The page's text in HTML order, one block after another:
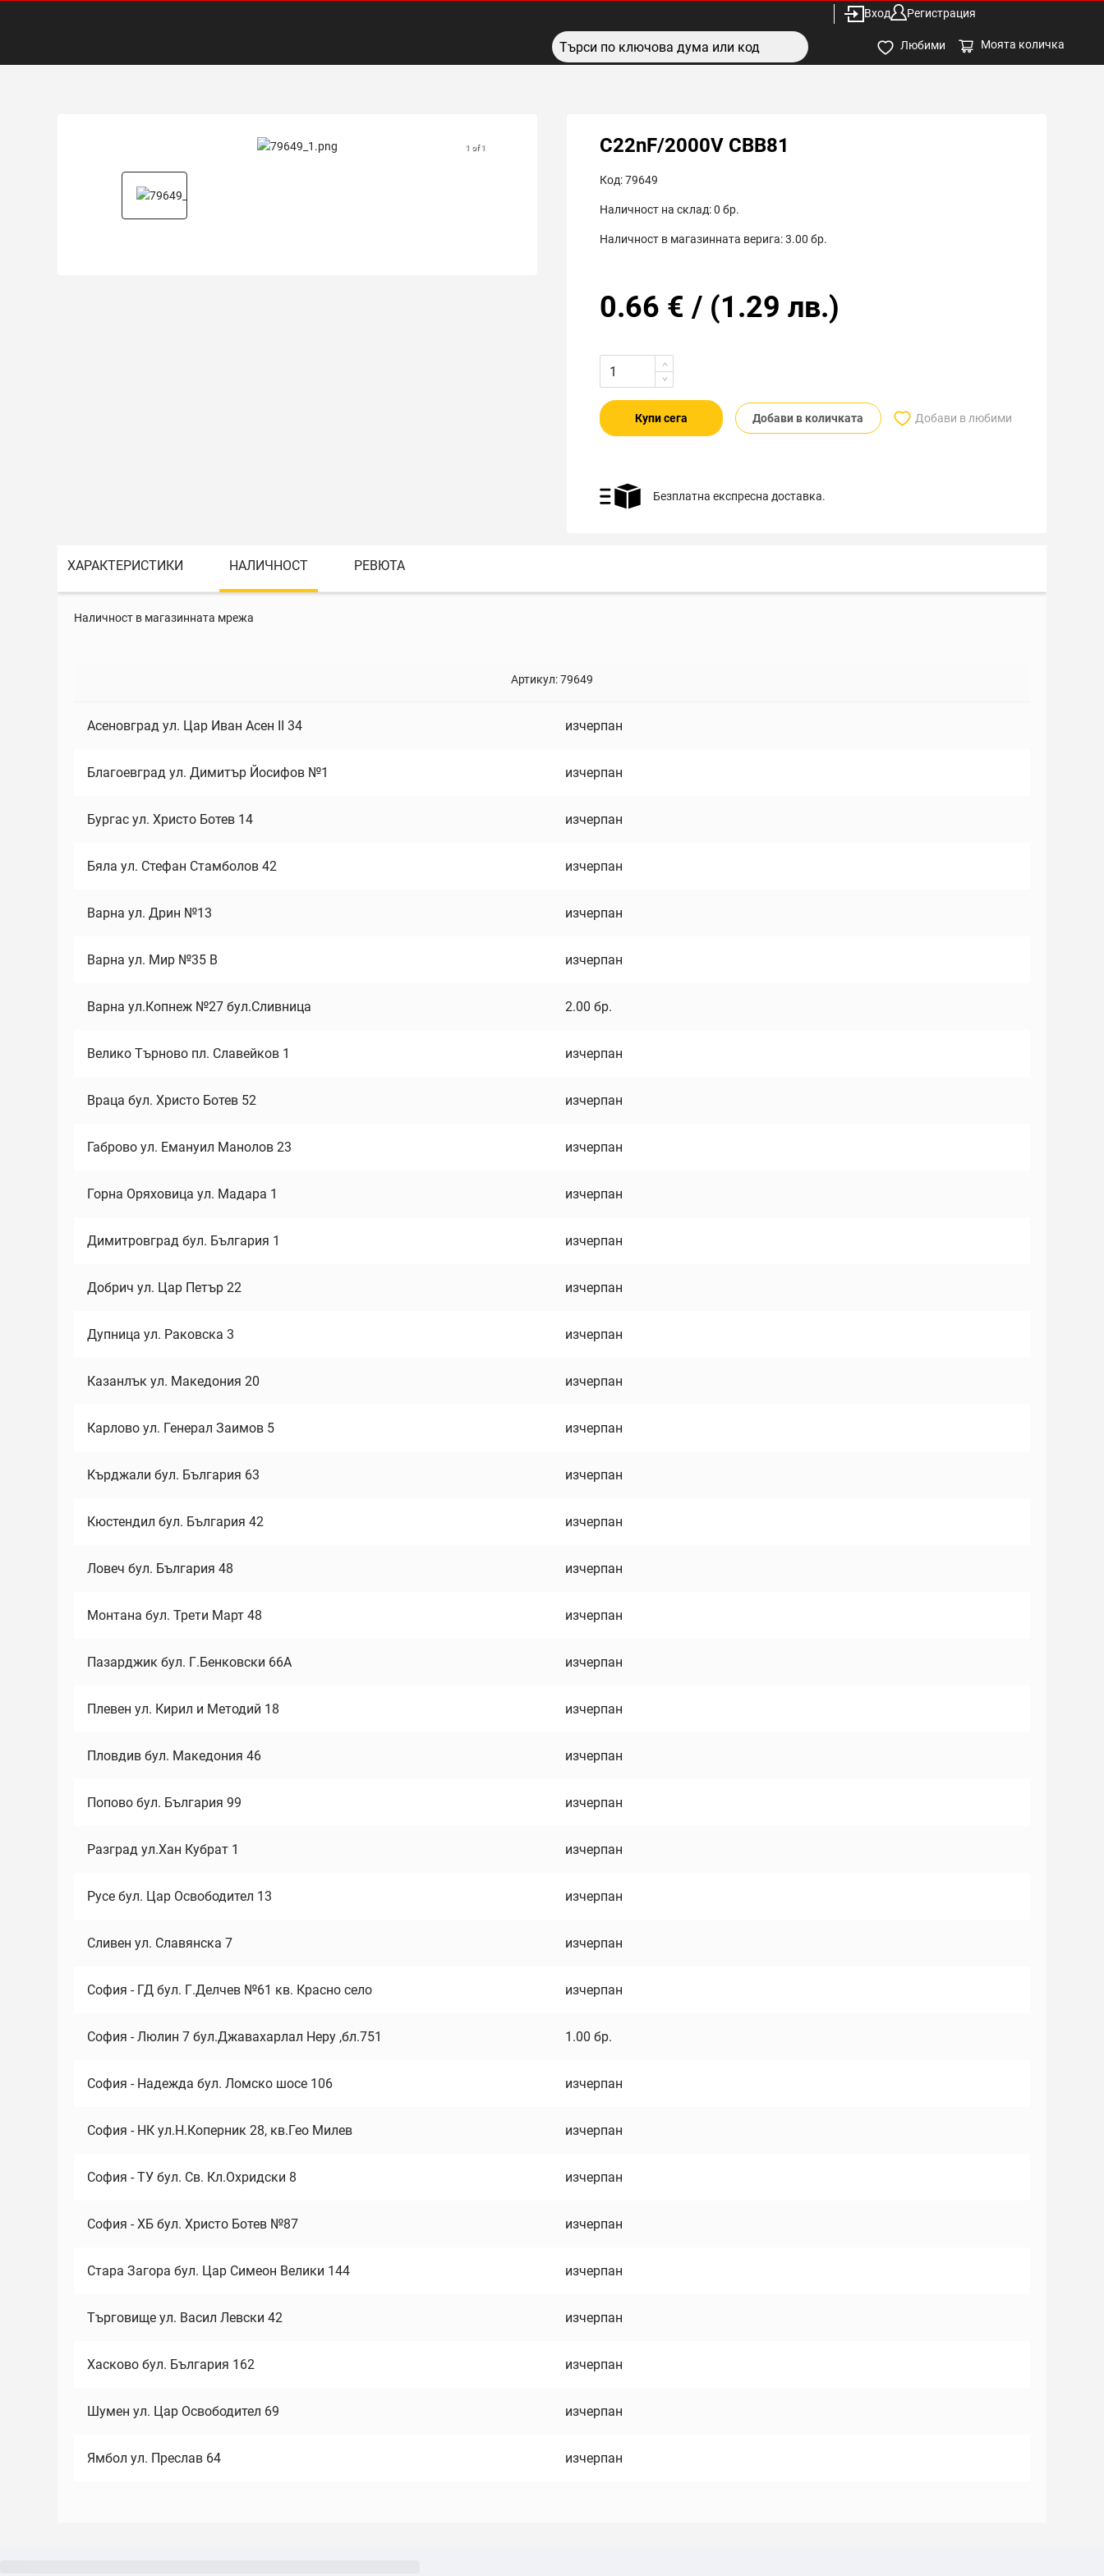
Вход Регистрация
Любими Моята количка
1 of 1 C22nF/2000V CBB81
Код:79649
Наличност на склад:0 бр.
Наличност в магазинната верига:3.00 бр.
0.66 € / (1.29 лв.)
Купи сега Добави в количката Добави в любими
Безплатна експресна доставка.
ХАРАКТЕРИСТИКИ НАЛИЧНОСТ РЕВЮТА
Наличност в магазинната мрежа
Артикул:79649
Асеновград ул. Цар Иван Асен II 34 изчерпан
Благоевград ул. Димитър Йосифов №1 изчерпан
Бургас ул. Христо Ботев 14 изчерпан
Бяла ул. Стефан Стамболов 42 изчерпан
Варна ул. Дрин №13 изчерпан
Варна ул. Мир №35 В изчерпан
Варна ул.Копнеж №27 бул.Сливница 2.00 бр.
Велико Търново пл. Славейков 1 изчерпан
Враца бул. Христо Ботев 52 изчерпан
Габрово ул. Емануил Манолов 23 изчерпан
Горна Оряховица ул. Мадара 1 изчерпан
Димитровград бул. България 1 изчерпан
Добрич ул. Цар Петър 22 изчерпан
Дупница ул. Раковска 3 изчерпан
Казанлък ул. Македония 20 изчерпан
Карлово ул. Генерал Заимов 5 изчерпан
Кърджали бул. България 63 изчерпан
Кюстендил бул. България 42 изчерпан
Ловеч бул. България 48 изчерпан
Монтана бул. Трети Март 48 изчерпан
Пазарджик бул. Г.Бенковски 66А изчерпан
Плевен ул. Кирил и Методий 18 изчерпан
Пловдив бул. Македония 46 изчерпан
Попово бул. България 99 изчерпан
Разград ул.Хан Кубрат 1 изчерпан
Русе бул. Цар Освободител 13 изчерпан
Сливен ул. Славянска 7 изчерпан
София - ГД бул. Г.Делчев №61 кв. Красно село изчерпан
София - Люлин 7 бул.Джавахарлал Неру ,бл.751 1.00 бр.
София - Надежда бул. Ломско шосе 106 изчерпан
София - НК ул.Н.Коперник 28, кв.Гео Милев изчерпан
София - ТУ бул. Св. Кл.Охридски 8 изчерпан
София - ХБ бул. Христо Ботев №87 изчерпан
Стара Загора бул. Цар Симеон Велики 144 изчерпан
Търговище ул. Васил Левски 42 изчерпан
Хасково бул. България 162 изчерпан
Шумен ул. Цар Освободител 69 изчерпан
Ямбол ул. Преслав 64 изчерпан